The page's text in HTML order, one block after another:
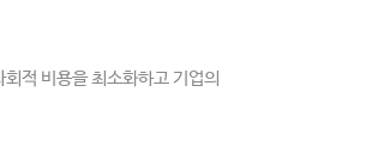
적 비용을 최소화하고 기업의